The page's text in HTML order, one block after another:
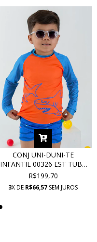
CONJ UNI-DUNI-TE
INFANTIL 00326 EST TUBA
LARANJA COM PROTEÇÃO
R$199,70
3X DE R$66,57 SEM JUROS